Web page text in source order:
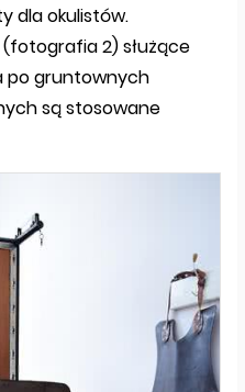
dla okulistów.
2) służące
po gruntownych
są stosowane